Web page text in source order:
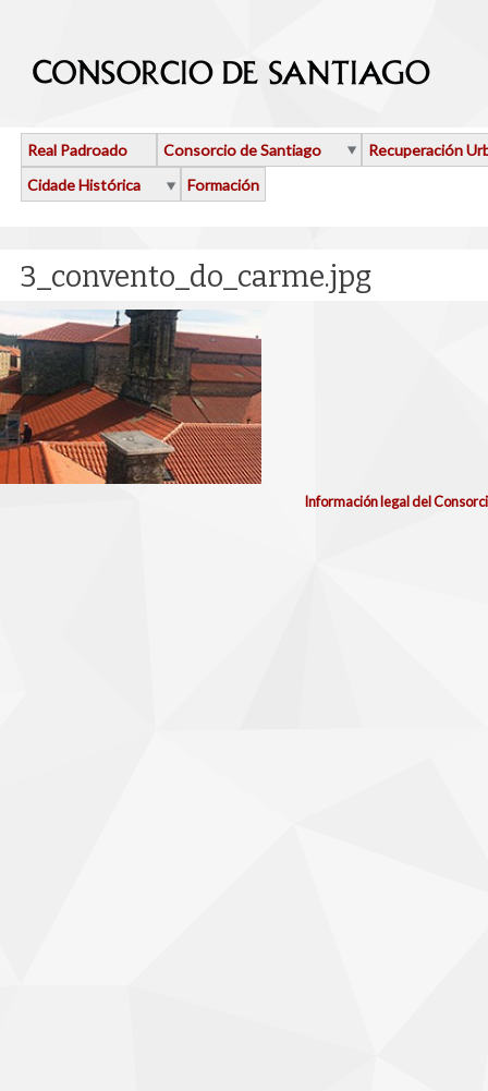
Real Padroado Consorcio de Santiago
Recuperación
Cidade Histórica
Formación
3_convento_do_carme.jpg
Información legal del